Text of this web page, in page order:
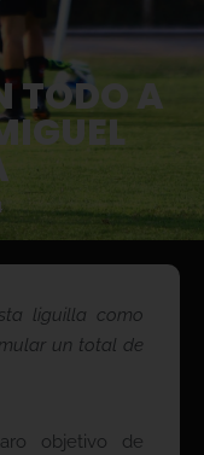
TODO A
liguilla como
un total de
objetivo de